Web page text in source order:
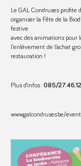
Le GAL Condruses
organiser la Fête de la
festive
avec des animations pour
l’enlèvement de l’achat
restauration !
Plus d’infos : 085/27.46.12
www.galcondruses.be/